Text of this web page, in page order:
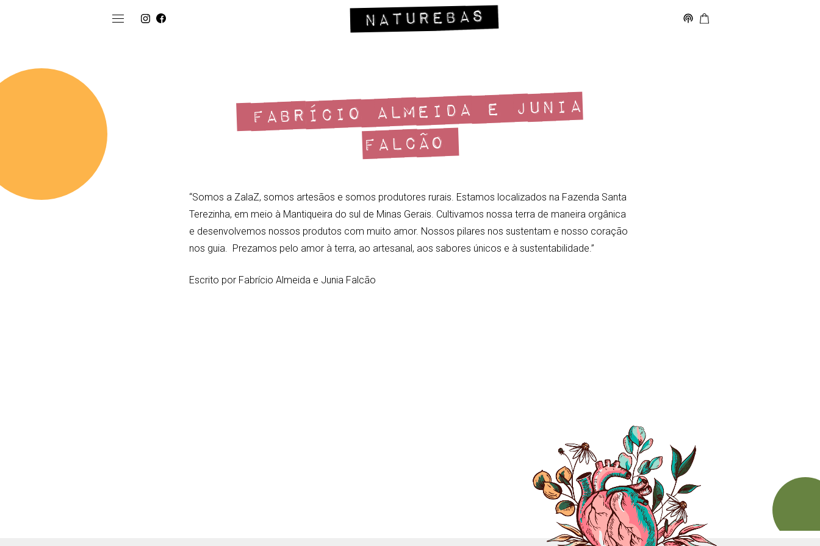
FABRÍCIO ALMEIDA E JUNIA
FALCÃO
“Somos a ZalaZ, somos artesãos e somos produtores rurais. Estamos localizados na Fazenda Santa
Terezinha, em meio à Mantiqueira do sul de Minas Gerais. Cultivamos nossa terra de maneira orgânica
e desenvolvemos nossos produtos com muito amor. Nossos pilares nos sustentam e nosso coração
nos guia. Prezamos pelo amor à terra, ao artesanal, aos sabores únicos e à sustentabilidade.”
Escrito por Fabrício Almeida e Junia Falcão